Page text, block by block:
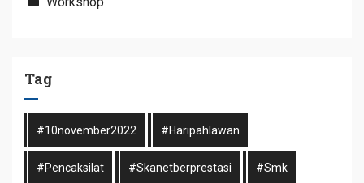
Tag
#10november2022 #haripahlawan
#pencaksilat #skanetberprestasi #smk